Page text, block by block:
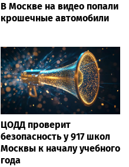
В Москве на видео попали
крошечные автомобили
ЦОДД проверит
безопасность у 917 школ
Москвы к началу учебного
года